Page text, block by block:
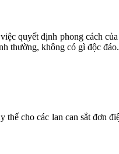
quyết định phong cách
thường, không có gì độc
cho các lan can sắt đơn